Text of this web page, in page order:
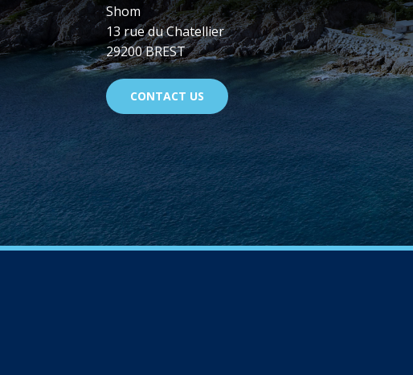
Shom
13 rue du Chatellier
29200 BREST
CONTACT US